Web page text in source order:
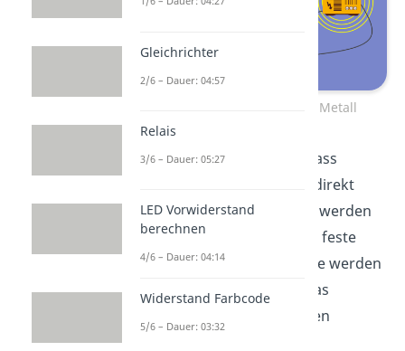
Elektronenbewegung im Metall
In diesem Bild siehst du, dass
nicht direkt
Richtung Pluspol gezogen werden
können, da sozusagen der feste
Atomkern im Weg ist. Diese werden
dort abgebremst und etwas
umgelenkt. Deshalb können
Gleichrichter
2/6 – Dauer: 04:57
Relais
3/6 – Dauer: 05:27
LED Vorwiderstand
berechnen
4/6 – Dauer: 04:14
Widerstand Farbcode
5/6 – Dauer: 03:32